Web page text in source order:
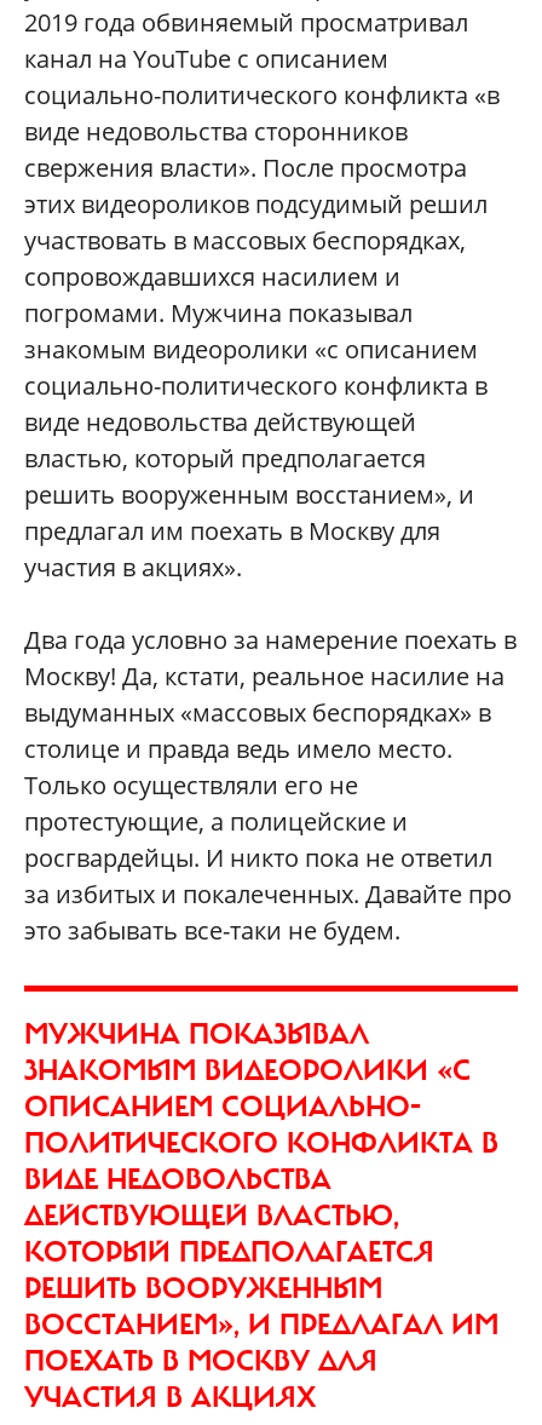
2019 года обвиняемый просматривал
канал на YouTube с описанием
социально-политического конфликта «в
виде недовольства сторонников
свержения власти». После просмотра
этих видеороликов подсудимый решил
участвовать в массовых беспорядках,
сопровождавшихся насилием и
погромами. Мужчина показывал
знакомым видеоролики «с описанием
социально-политического конфликта в
виде недовольства действующей
властью, который предполагается
решить вооруженным восстанием», и
предлагал им поехать в Москву для
участия в акциях».
Два года условно за намерение поехать в
Москву! Да, кстати, реальное насилие на
выдуманных «массовых беспорядках» в
столице и правда ведь имело место.
Только осуществляли его не
протестующие, а полицейские и
росгвардейцы. И никто пока не ответил
за избитых и покалеченных. Давайте про
это забывать все-таки не будем.
МУЖЧИНА ПОКАЗЫВАЛ
ЗНАКОМЫМ ВИДЕОРОЛИКИ «С
ОПИСАНИЕМ СОЦИАЛЬНО-
ПОЛИТИЧЕСКОГО КОНФЛИКТА В
ВИДЕ НЕДОВОЛЬСТВА
ДЕЙСТВУЮЩЕЙ ВЛАСТЬЮ,
КОТОРЫЙ ПРЕДПОЛАГАЕТСЯ
РЕШИТЬ ВООРУЖЕННЫМ
ВОССТАНИЕМ», И ПРЕДЛАГАЛ ИМ
ПОЕХАТЬ В МОСКВУ ДЛЯ
УЧАСТИЯ В АКЦИЯХ